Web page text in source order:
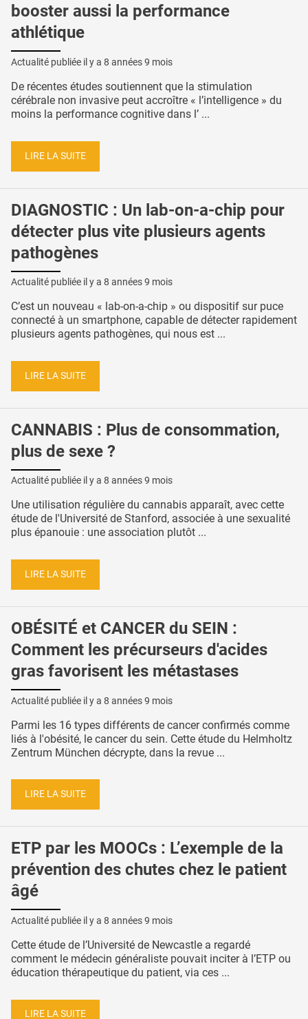
booster aussi la performance
athlétique
Actualité publiée il y a 8 années 9 mois
De récentes études soutiennent que la stimulation
cérébrale non invasive peut accroître « l’intelligence » du
moins la performance cognitive dans l’ ...
LIRE LA SUITE
DIAGNOSTIC : Un lab-on-a-chip pour
détecter plus vite plusieurs agents
pathogènes
Actualité publiée il y a 8 années 9 mois
C’est un nouveau « lab-on-a-chip » ou dispositif sur puce
connecté à un smartphone, capable de détecter rapidement
plusieurs agents pathogènes, qui nous est ...
LIRE LA SUITE
CANNABIS : Plus de consommation,
plus de sexe ?
Actualité publiée il y a 8 années 9 mois
Une utilisation régulière du cannabis apparaît, avec cette
étude de l'Université de Stanford, associée à une sexualité
plus épanouie : une association plutôt ...
LIRE LA SUITE
OBÉSITÉ et CANCER du SEIN :
Comment les précurseurs d'acides
gras favorisent les métastases
Actualité publiée il y a 8 années 9 mois
Parmi les 16 types différents de cancer confirmés comme
liés à l'obésité, le cancer du sein. Cette étude du Helmholtz
Zentrum München décrypte, dans la revue ...
LIRE LA SUITE
ETP par les MOOCs : L’exemple de la
prévention des chutes chez le patient
âgé
Actualité publiée il y a 8 années 9 mois
Cette étude de l’Université de Newcastle a regardé
comment le médecin généraliste pouvait inciter à l’ETP ou
éducation thérapeutique du patient, via ces ...
LIRE LA SUITE